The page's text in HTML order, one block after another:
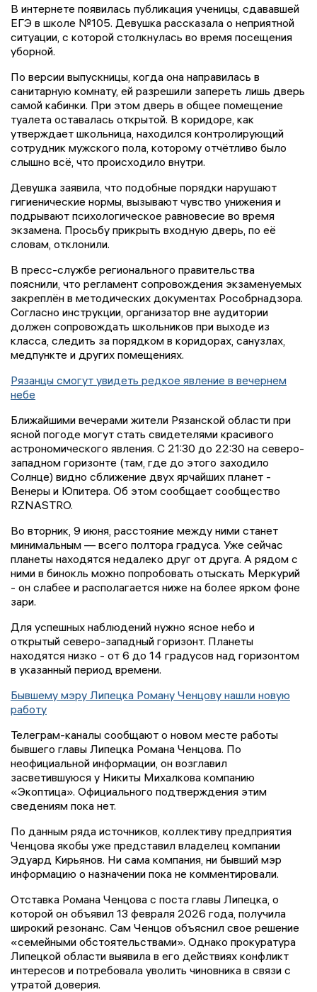
В интернете появилась публикация ученицы, сдававшей
ЕГЭ в школе №105. Девушка рассказала о неприятной
ситуации, с которой столкнулась во время посещения
уборной.
По версии выпускницы, когда она направилась в
санитарную комнату, ей разрешили запереть лишь дверь
самой кабинки. При этом дверь в общее помещение
туалета оставалась открытой. В коридоре, как
утверждает школьница, находился контролирующий
сотрудник мужского пола, которому отчётливо было
слышно всё, что происходило внутри.
Девушка заявила, что подобные порядки нарушают
гигиенические нормы, вызывают чувство унижения и
подрывают психологическое равновесие во время
экзамена. Просьбу прикрыть входную дверь, по её
словам, отклонили.
В пресс-службе регионального правительства
пояснили, что регламент сопровождения экзаменуемых
закреплён в методических документах Рособрнадзора.
Согласно инструкции, организатор вне аудитории
должен сопровождать школьников при выходе из
класса, следить за порядком в коридорах, санузлах,
медпункте и других помещениях.
Рязанцы смогут увидеть редкое явление в вечернем
небе
Ближайшими вечерами жители Рязанской области при
ясной погоде могут стать свидетелями красивого
астрономического явления. С 21:30 до 22:30 на северо-
западном горизонте (там, где до этого заходило
Солнце) видно сближение двух ярчайших планет -
Венеры и Юпитера. Об этом сообщает сообщество
RZNASTRO.
Во вторник, 9 июня, расстояние между ними станет
минимальным — всего полтора градуса. Уже сейчас
планеты находятся недалеко друг от друга. А рядом с
ними в бинокль можно попробовать отыскать Меркурий
- он слабее и располагается ниже на более ярком фоне
зари.
Для успешных наблюдений нужно ясное небо и
открытый северо-западный горизонт. Планеты
находятся низко - от 6 до 14 градусов над горизонтом
в указанный период времени.
Бывшему мэру Липецка Роману Ченцову нашли новую
работу
Телеграм-каналы сообщают о новом месте работы
бывшего главы Липецка Романа Ченцова. По
неофициальной информации, он возглавил
засветившуюся у Никиты Михалкова компанию
«Экоптица». Официального подтверждения этим
сведениям пока нет.
По данным ряда источников, коллективу предприятия
Ченцова якобы уже представил владелец компании
Эдуард Кирьянов. Ни сама компания, ни бывший мэр
информацию о назначении пока не комментировали.
Отставка Романа Ченцова с поста главы Липецка, о
которой он объявил 13 февраля 2026 года, получила
широкий резонанс. Сам Ченцов объяснил свое решение
«семейными обстоятельствами». Однако прокуратура
Липецкой области выявила в его действиях конфликт
интересов и потребовала уволить чиновника в связи с
утратой доверия.